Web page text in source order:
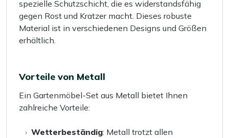
spezielle Schutzschicht, die es widerstandsfähig
gegen Rost und Kratzer macht. Dieses robuste
Material ist in verschiedenen Designs und Größen
erhältlich.
Vorteile von Metall
Ein Gartenmöbel-Set aus Metall bietet Ihnen
zahlreiche Vorteile:
Wetterbeständig: Metall trotzt allen